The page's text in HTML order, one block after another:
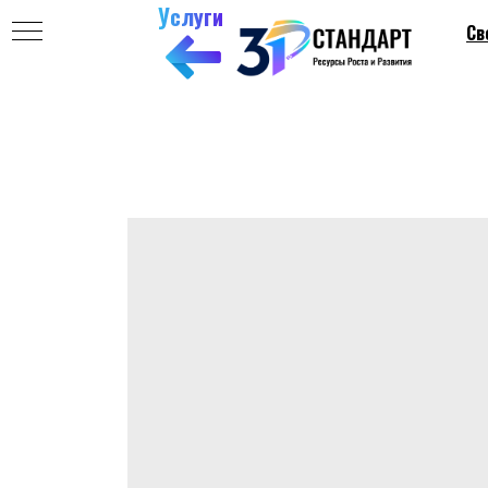
Услуги